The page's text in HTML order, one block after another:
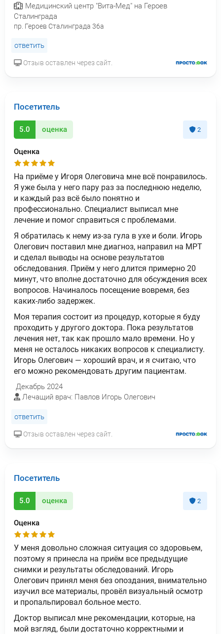
Медицинский центр "Вита-Мед" на Героев
Сталинграда
пр. Героев Сталинграда 36а
ответить
Отзыв оставлен через сайт.
Посетитель
5.0 оценка 2
Оценка
На приёме у Игоря Олеговича мне всё понравилось.
Я уже была у него пару раз за последнюю неделю,
и каждый раз всё было понятно и
профессионально. Специалист выписал мне
лечение и помог справиться с проблемами.
Я обратилась к нему из-за гула в ухе и боли. Игорь
Олегович поставил мне диагноз, направил на МРТ
и сделал выводы на основе результатов
обследования. Приём у него длится примерно 20
минут, что вполне достаточно для обсуждения всех
вопросов. Начиналось посещение вовремя, без
каких-либо задержек.
Моя терапия состоит из процедур, которые я буду
проходить у другого доктора. Пока результатов
лечения нет, так как прошло мало времени. Но у
меня не осталось никаких вопросов к специалисту.
Игорь Олегович — хороший врач, и я считаю, что
его можно рекомендовать другим пациентам.
Декабрь 2024
Лечащий врач: Павлов Игорь Олегович
ответить
Отзыв оставлен через сайт.
Посетитель
5.0 оценка 2
Оценка
У меня довольно сложная ситуация со здоровьем,
поэтому я принесла на приём все предыдущие
снимки и результаты обследований. Игорь
Олегович принял меня без опоздания, внимательно
изучил все материалы, провёл визуальный осмотр
и пропальпировал больное место.
Доктор выписал мне рекомендации, которые, на
мой взгляд, были достаточно корректными и